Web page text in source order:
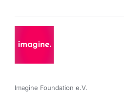
Imagine Foundation e.V.